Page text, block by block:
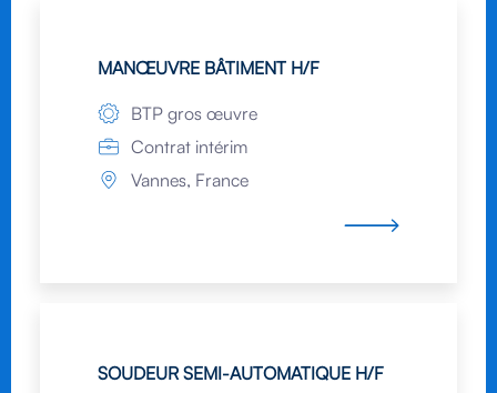
MANŒUVRE BÂTIMENT H/F
BTP gros œuvre
Contrat intérim
Vannes, France
SOUDEUR SEMI-AUTOMATIQUE H/F